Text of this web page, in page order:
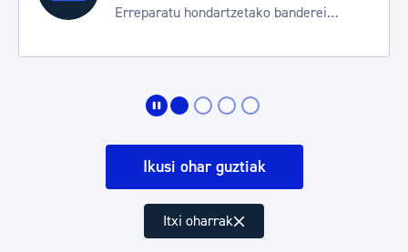
Erreparatu hondartzetako banderei
Ikusi ohar guztiak
Itxi oharrak